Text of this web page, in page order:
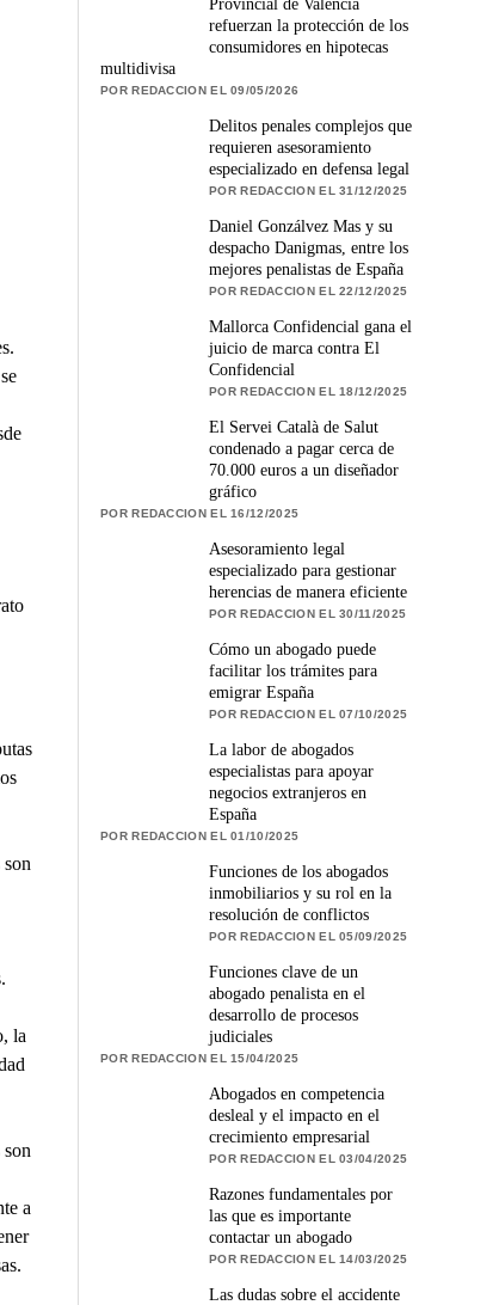
la
a
Provincial de Valencia
refuerzan la protección de los
consumidores en hipotecas
multidivisa
POR REDACCION EL 09/05/2026
Delitos penales complejos que
requieren asesoramiento
especializado en defensa legal
POR REDACCION EL 31/12/2025
Daniel Gonzálvez Mas y su
despacho Danigmas, entre los
mejores penalistas de España
POR REDACCION EL 22/12/2025
Mallorca Confidencial gana el
juicio de marca contra El
Confidencial
POR REDACCION EL 18/12/2025
El Servei Català de Salut
condenado a pagar cerca de
70.000 euros a un diseñador
gráfico
POR REDACCION EL 16/12/2025
Asesoramiento legal
especializado para gestionar
herencias de manera eficiente
POR REDACCION EL 30/11/2025
Cómo un abogado puede
facilitar los trámites para
emigrar España
POR REDACCION EL 07/10/2025
La labor de abogados
especialistas para apoyar
negocios extranjeros en
España
POR REDACCION EL 01/10/2025
Funciones de los abogados
inmobiliarios y su rol en la
resolución de conflictos
POR REDACCION EL 05/09/2025
Funciones clave de un
abogado penalista en el
desarrollo de procesos
judiciales
POR REDACCION EL 15/04/2025
Abogados en competencia
desleal y el impacto en el
crecimiento empresarial
POR REDACCION EL 03/04/2025
Razones fundamentales por
las que es importante
contactar un abogado
POR REDACCION EL 14/03/2025
Las dudas sobre el accidente